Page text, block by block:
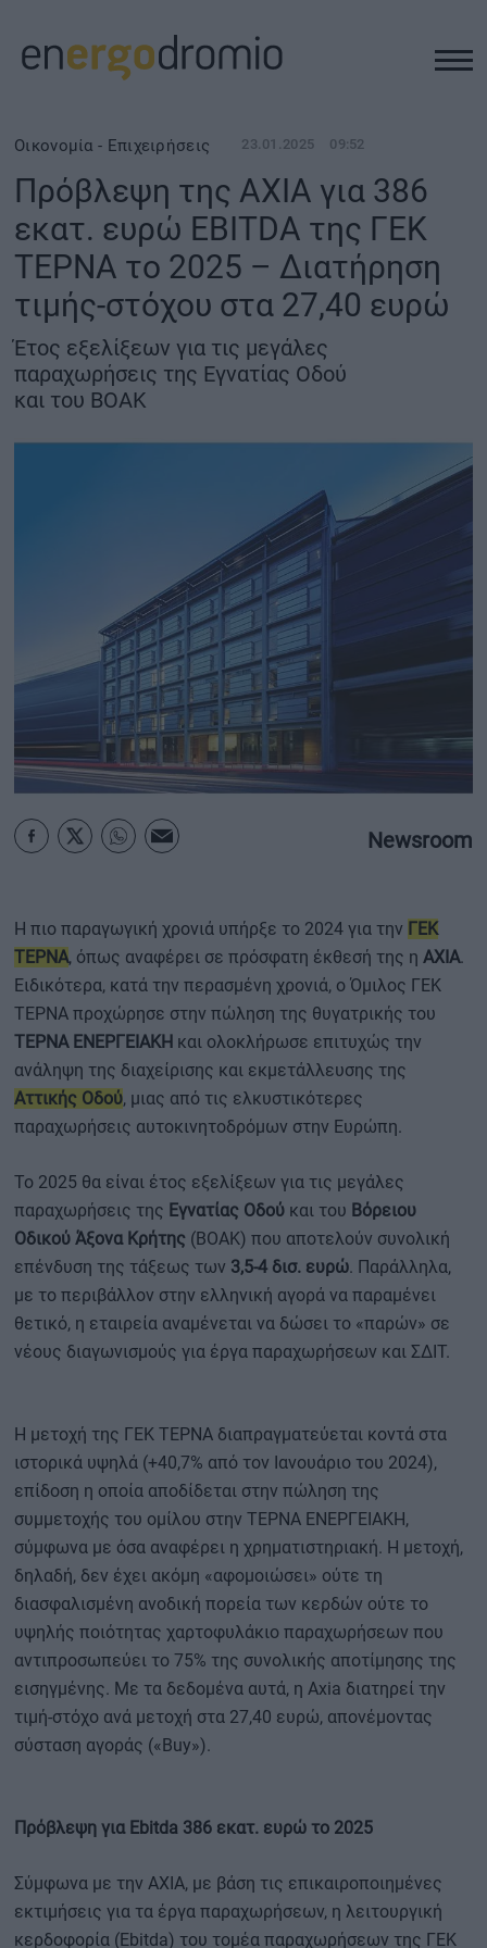
ΥΠΟΔΟΜΕΣ
REAL ESTATE
ΠΕΡΙΒΑΛΛΟΝ
ΕΝΕΡΓΕΙΑ
ΜΕΤΑΦΟΡΕΣ - ΗΛΕΚΤΡΟΚΙΝΗΣΗ
ΟΙΚΟΝΟΜΙΑ - ΕΠΙΧΕΙΡΗΣΕΙΣ
MY PROPERTY
ΚΑΡΑΜΠΟΛΕΣ
ΟΡΟΙ ΧΡΗΣΗΣ
ΕΠΙΚΟΙΝΩΝΙΑ
Οικονομία - Επιχειρήσεις 23.01.2025 09:52
Πρόβλεψη της AXIA για 386
εκατ. ευρώ EBITDA της ΓΕΚ
ΤΕΡΝΑ το 2025 – Διατήρηση
τιμής-στόχου στα 27,40 ευρώ
Έτος εξελίξεων για τις μεγάλες
παραχωρήσεις της Εγνατίας Οδού
και του ΒΟΑΚ
Newsroom
H πιο παραγωγική χρονιά υπήρξε το 2024 για την ΓΕΚ
ΤΕΡΝΑ, όπως αναφέρει σε πρόσφατη έκθεσή της η AXIA.
Ειδικότερα, κατά την περασμένη χρονιά, ο Όμιλος ΓΕΚ
ΤΕΡΝΑ προχώρησε στην πώληση της θυγατρικής του
ΤΕΡΝΑ ΕΝΕΡΓΕΙΑΚΗ και ολοκλήρωσε επιτυχώς την
ανάληψη της διαχείρισης και εκμετάλλευσης της
Αττικής Οδού, μιας από τις ελκυστικότερες
παραχωρήσεις αυτοκινητοδρόμων στην Ευρώπη.
Το 2025 θα είναι έτος εξελίξεων για τις μεγάλες
παραχωρήσεις της Εγνατίας Οδού και του Βόρειου
Οδικού Άξονα Κρήτης (ΒΟΑΚ) που αποτελούν συνολική
επένδυση της τάξεως των 3,5-4 δισ. ευρώ. Παράλληλα,
με το περιβάλλον στην ελληνική αγορά να παραμένει
θετικό, η εταιρεία αναμένεται να δώσει το «παρών» σε
νέους διαγωνισμούς για έργα παραχωρήσεων και ΣΔΙΤ.
Η μετοχή της ΓΕΚ ΤΕΡΝΑ διαπραγματεύεται κοντά στα
ιστορικά υψηλά (+40,7% από τον Ιανουάριο του 2024),
επίδοση η οποία αποδίδεται στην πώληση της
συμμετοχής του ομίλου στην ΤΕΡΝΑ ΕΝΕΡΓΕΙΑΚΗ,
σύμφωνα με όσα αναφέρει η χρηματιστηριακή. Η μετοχή,
δηλαδή, δεν έχει ακόμη «αφομοιώσει» ούτε τη
διασφαλισμένη ανοδική πορεία των κερδών ούτε το
υψηλής ποιότητας χαρτοφυλάκιο παραχωρήσεων που
αντιπροσωπεύει το 75% της συνολικής αποτίμησης της
εισηγμένης. Με τα δεδομένα αυτά, η Axia διατηρεί την
τιμή-στόχο ανά μετοχή στα 27,40 ευρώ, απονέμοντας
σύσταση αγοράς («Buy»).
Πρόβλεψη για Ebitda 386 εκατ. ευρώ το 2025
Σύμφωνα με την AXIA, με βάση τις επικαιροποιημένες
εκτιμήσεις για τα έργα παραχωρήσεων, η λειτουργική
κερδοφορία (Ebitda) του τομέα παραχωρήσεων της ΓΕΚ